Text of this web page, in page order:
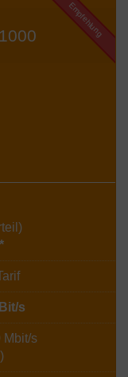
Empfehlung
s
Mbit/s